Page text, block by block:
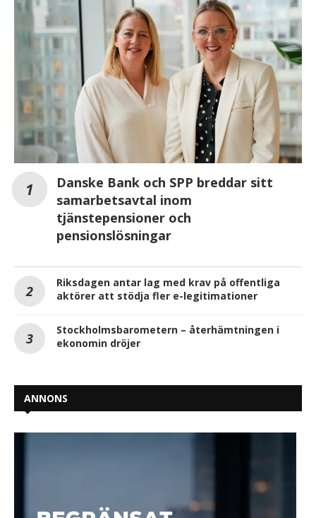
Danske Bank och SPP breddar sitt
samarbetsavtal inom
tjänstepensioner och
pensionslösningar
Riksdagen antar lag med krav på offentliga
aktörer att stödja fler e-legitimationer
Stockholmsbarometern – återhämtningen i
ekonomin dröjer
ANNONS